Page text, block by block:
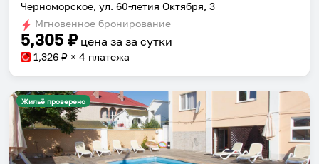
Черноморское, ул. 60-летия Октября, 3
Мгновенное бронирование
5,305 ₽ цена за за сутки
1,326 ₽ × 4 платежа
Жильё проверено